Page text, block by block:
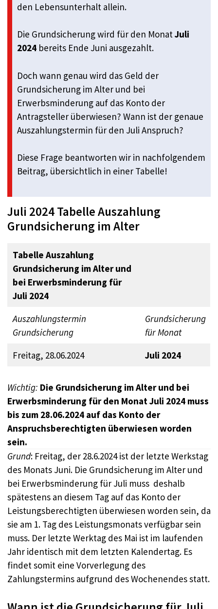
den Lebensunterhalt allein.
Die Grundsicherung wird für den MonatJuli
2024 bereits Ende Juni ausgezahlt.
Doch wann genau wird das Geld der
Grundsicherung im Alter und bei
Erwerbsminderung auf das Konto der
Antragsteller überwiesen? Wann ist der genaue
Auszahlungstermin für den Juli Anspruch?
Diese Frage beantworten wir in nachfolgendem
Beitrag, übersichtlich in einer Tabelle!
Juli 2024 Tabelle Auszahlung
Grundsicherung im Alter
Tabelle Auszahlung
Grundsicherung im Alter und
bei Erwerbsminderung für
Juli 2024
Auszahlungstermin
Grundsicherung
Grundsicherung
für Monat
Freitag, 28.06.2024
Juli 2024
Wichtig: Die Grundsicherung im Alter und bei
Erwerbsminderung für den Monat Juli 2024 muss
bis zum 28.06.2024 auf das Konto der
Anspruchsberechtigten überwiesen worden
sein.
Grund: Freitag, der 28.6.2024 ist der letzte Werkstag
des Monats Juni. Die Grundsicherung im Alter und
bei Erwerbsminderung für Juli muss deshalb
spätestens an diesem Tag auf das Konto der
Leistungsberechtigten überwiesen worden sein, da
sie am 1. Tag des Leistungsmonats verfügbar sein
muss. Der letzte Werktag des Mai ist im laufenden
Jahr identisch mit dem letzten Kalendertag. Es
findet somit eine Vorverlegung des
Zahlungstermins aufgrund des Wochenendes statt.